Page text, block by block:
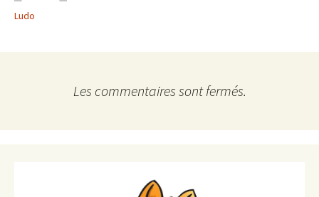
Ludo
Les commentaires sont fermés.